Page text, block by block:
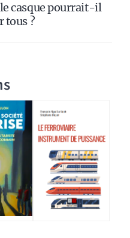
casque pourrait-il
tous ?